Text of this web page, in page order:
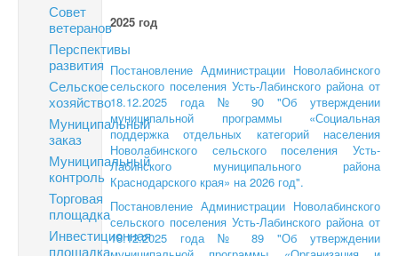
Совет
ветеранов
Перспективы
развития
Сельское
хозяйство
Муниципальный
заказ
Муниципальный
контроль
Торговая
площадка
Инвестиционная
площадка
2025 год
Постановление Администрации Новолабинского
сельского поселения Усть-Лабинского района от
18.12.2025 года № 90 "Об утверждении
муниципальной программы «Социальная
поддержка отдельных категорий населения
Новолабинского сельского поселения Усть-
Лабинского муниципального района
Краснодарского края» на 2026 год".
Постановление Администрации Новолабинского
сельского поселения Усть-Лабинского района от
18.12.2025 года № 89 "Об утверждении